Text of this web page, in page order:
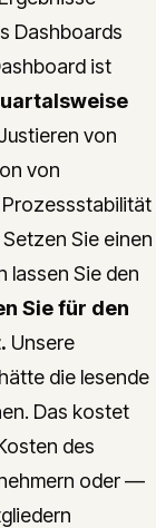
Dashboards
ist
von
von
Prozessstabilität
Sie einen
lassen Sie den
Sie für den
Unsere
die lesende
Das kostet
des
oder —